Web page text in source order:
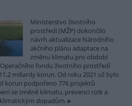
Ministerstvo životního
prostředí (MŽP) dokončilo
návrh aktualizace Národního
akčního plánu adaptace na
změnu klimatu pro období
Operačního fondu životního prostředí
miliardy korun. Od roku 2021 už bylo
korun podpořeno 776 projektů
se změně klimatu, prevenci rizik a
dopadům.